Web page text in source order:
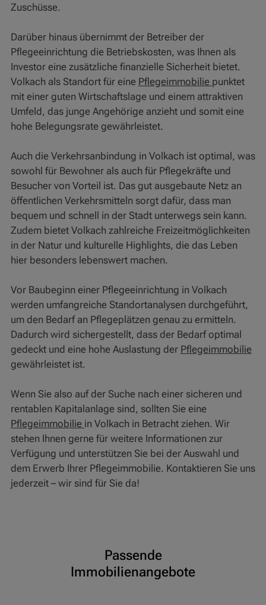
Zuschüsse.
Darüber hinaus übernimmt der Betreiber der
Pflegeeinrichtung die Betriebskosten, was Ihnen als
Investor eine zusätzliche finanzielle Sicherheit bietet.
Volkach als Standort für eine Pflegeimmobilie punktet
mit einer guten Wirtschaftslage und einem attraktiven
Umfeld, das junge Angehörige anzieht und somit eine
hohe Belegungsrate gewährleistet.
Auch die Verkehrsanbindung in Volkach ist optimal, was
sowohl für Bewohner als auch für Pflegekräfte und
Besucher von Vorteil ist. Das gut ausgebaute Netz an
öffentlichen Verkehrsmitteln sorgt dafür, dass man
bequem und schnell in der Stadt unterwegs sein kann.
Zudem bietet Volkach zahlreiche Freizeitmöglichkeiten
in der Natur und kulturelle Highlights, die das Leben
hier besonders lebenswert machen.
Vor Baubeginn einer Pflegeeinrichtung in Volkach
werden umfangreiche Standortanalysen durchgeführt,
um den Bedarf an Pflegeplätzen genau zu ermitteln.
Dadurch wird sichergestellt, dass der Bedarf optimal
gedeckt und eine hohe Auslastung der Pflegeimmobilie
gewährleistet ist.
Wenn Sie also auf der Suche nach einer sicheren und
rentablen Kapitalanlage sind, sollten Sie eine
Pflegeimmobilie in Volkach in Betracht ziehen. Wir
stehen Ihnen gerne für weitere Informationen zur
Verfügung und unterstützen Sie bei der Auswahl und
dem Erwerb Ihrer Pflegeimmobilie. Kontaktieren Sie uns
jederzeit – wir sind für Sie da!
Passende
Immobilienangebote